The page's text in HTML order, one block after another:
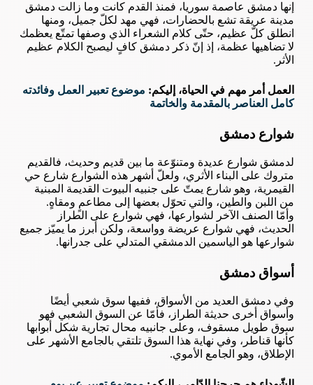
إنها دمشق عاصمة سوريا، فمنذ القدم كانت وما زالت دمشق
مدينة عريقة تشع بالحضارات، فهي مهد لكلّ جميل، ومنها
انطلق كلّ عظيم، حتّى كلام الشعراء الذي وصفها تمتّع يعظمك
لا تضاهيها عظمة، إذ إنّ ذكر دمشق كافٍ ليصبح الكلام عظيم
الأثر.
العمل أمر مهم في الحياة، إليكم: موضوع تعبير العمل وفائدته
كامل العناصر بالمقدمة والخاتمة
شوارع دمشق
لدمشق شوارع عديدة ومتنوّعة ما بين قديم وحديث، فالقديم
متروك على البناء الأثري، ولعلّ أشهر هذه الشوارع شارع حي
القيمرية، وهو شارع يمتّ على جنبيه البيوت القديمة المبنية
من اللبن والطين، والتي تحوّل بعضها إلى مطاعمٍ ومقاهٍ.
وأمّا الصنف الآخر لشوارعها، فهي شوارع على الطراز
الحديث، فهي شوارع عريضة وواسعة، ولكن أبرز ما يميّز جميع
شوارعها هو الياسمين الدمشقي المتدلي على جدرانها.
أسواق دمشق
وفي دمشق العديد من الأسواق، ففيها سوق شعبي أيضًا
وأسواق أخرى حديثة الطراز، فأمّا عن السوق الشعبي فهو
سوق طويل مسقوف، وعلى جانبيه محال تجارية شكل أبوابها
كأنها قناطر، وفي نهاية هذا السوق تلتقي بالجامع الأشهر على
الإطلاق، وهو الجامع الأموي.